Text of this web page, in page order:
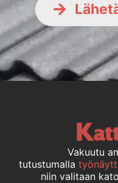
Vakuutu
tutustumalla
niin valitaan